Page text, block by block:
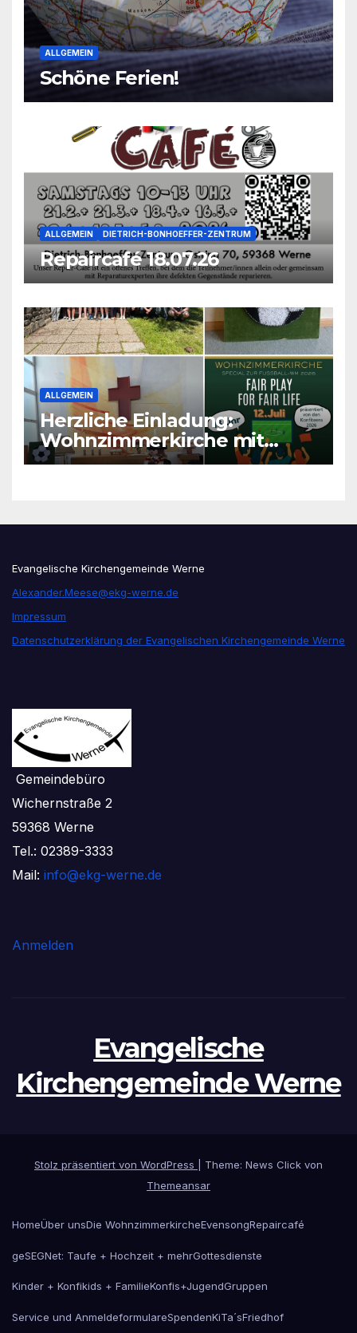
ALLGEMEIN
Schöne Ferien!
ALLGEMEIN DIETRICH-BONHOEFFER-ZENTRUM
Repaircafé 18.07.26
ALLGEMEIN
Herzliche Einladung:
Wohnzimmerkirche mit
unseren Konfis
Evangelische Kirchengemeinde Werne
Alexander.Meese@ekg-werne.de
Impressum
Datenschutzerklärung der Evangelischen Kirchengemeinde Werne
Gemeindebüro
Wichernstraße 2
59368 Werne
Tel.: 02389-3333
Mail: info@ekg-werne.de
Anmelden
Evangelische
Kirchengemeinde Werne
Stolz präsentiert von WordPress
Theme: News Click von
Themeansar
HomeÜber unsDie WohnzimmerkircheEvensongRepaircafé
geSEGNet: Taufe + Hochzeit + mehrGottesdienste
Kinder + Konfikids + FamilieKonfis+JugendGruppen
Service und AnmeldeformulareSpendenKiTa´sFriedhof